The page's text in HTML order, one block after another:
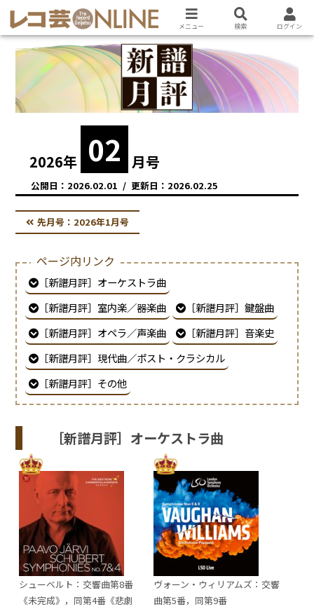
2026年 02 月号
2026.02.01 2026.02.25
先月号： 2026年1月号
ページ内リンク
［新譜月評］オーケストラ曲
［新譜月評］室内楽／器楽曲
［新譜月評］鍵盤曲
［新譜月評］オペラ／声楽曲
［新譜月評］音楽史
［新譜月評］現代曲／ポスト・クラシカル
［新譜月評］その他
［新譜月評］オーケストラ曲
シューベルト：交響曲第8番
《未完成》，同第4番《悲劇
ヴォーン・ウィリアムズ：交響
曲第5番，同第9番
メニュー 検索 ログイン